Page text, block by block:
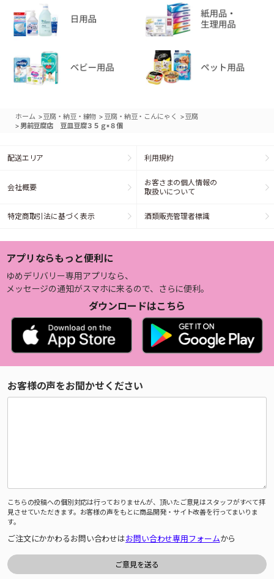
ホーム >豆腐・納豆・練物 > 豆腐・納豆・こんにゃく >豆腐
> 男前豆腐店 豆皿豆腐３５ｇ×８個
配送エリア 利用規約
会社概要
お客さまの個人情報の
取扱いについて
特定商取引法に基づく表示 酒類販売管理者標識
アプリならもっと便利に
ゆめデリバリー専用アプリなら、
メッセージの通知がスマホに来るので、さらに便利。
ダウンロードはこちら
お客様の声をお聞かせください
こちらの投稿への個別対応は行っておりませんが、頂いたご意見はスタッフがすべて拝
見させていただきます。お客様の声をもとに商品開発・サイト改善を行ってまいりま
す。
ご注文にかかわるお問い合わせはお問い合わせ専用フォームから